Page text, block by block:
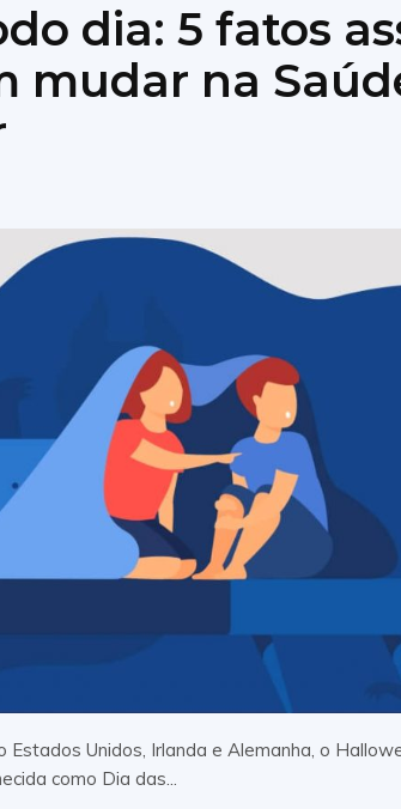
dia: 5 fatos
mudar na
Estados Unidos, Irlanda e Alemanha, o
como Dia das...